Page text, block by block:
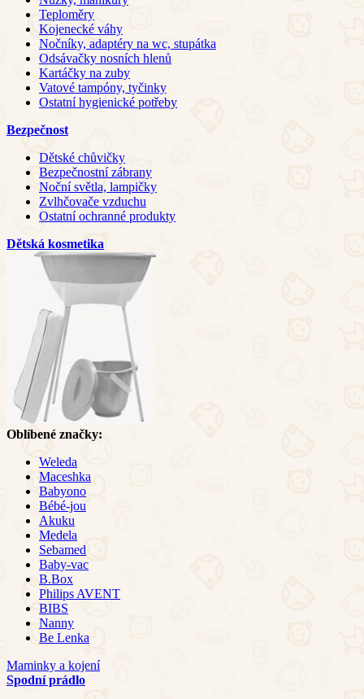
Teploměry
Kojenecké váhy
Nočníky, adaptéry na wc, stupátka
Odsávačky nosních hlenů
Kartáčky na zuby
Vatové tampóny, tyčinky
Ostatní hygienické potřeby
Bezpečnost
Dětské chůvičky
Bezpečnostní zábrany
Noční světla, lampičky
Zvlhčovače vzduchu
Ostatní ochranné produkty
Dětská kosmetika
Oblíbené značky:
Weleda
Maceshka
Babyono
Bébé-jou
Akuku
Medela
Sebamed
Baby-vac
B.Box
Philips AVENT
BIBS
Nanny
Be Lenka
Maminky a kojení
Spodní prádlo